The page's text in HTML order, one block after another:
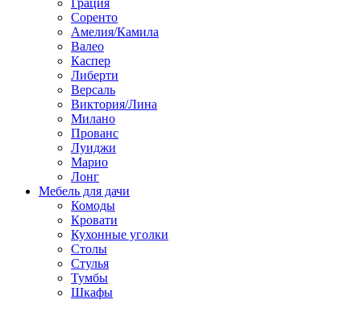
Грация
Соренто
Амелия/Камила
Валео
Каспер
Либерти
Версаль
Виктория/Лина
Милано
Прованс
Луиджи
Марио
Лонг
Мебель для дачи
Комоды
Кровати
Кухонные уголки
Столы
Стулья
Тумбы
Шкафы